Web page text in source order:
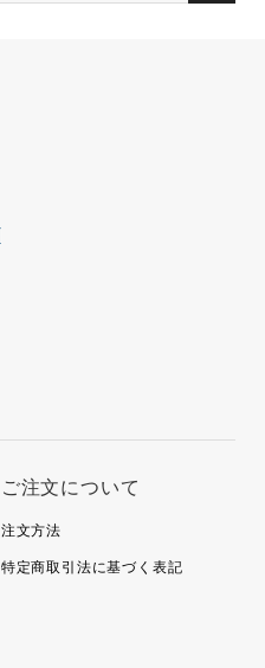
ご注文について
注文方法
特定商取引法に基づく表記